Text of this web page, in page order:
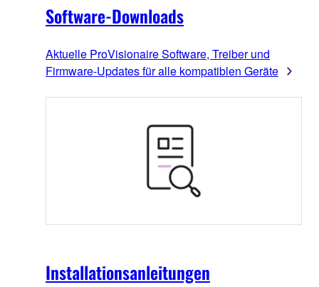
Software-Downloads
Aktuelle ProVisionaire Software, Treiber und
Firmware-Updates für alle kompatiblen Geräte
Installationsanleitungen